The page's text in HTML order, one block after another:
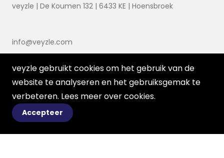
veyzle | De Koumen 132 | 6433 KE | Hoensbroek
info@veyzle.com
© 2026 Ortessa
veyzle gebruikt cookies om het gebruik van de
website te analyseren en het gebruiksgemak te
verbeteren. Lees meer overcookies.
Accepteer